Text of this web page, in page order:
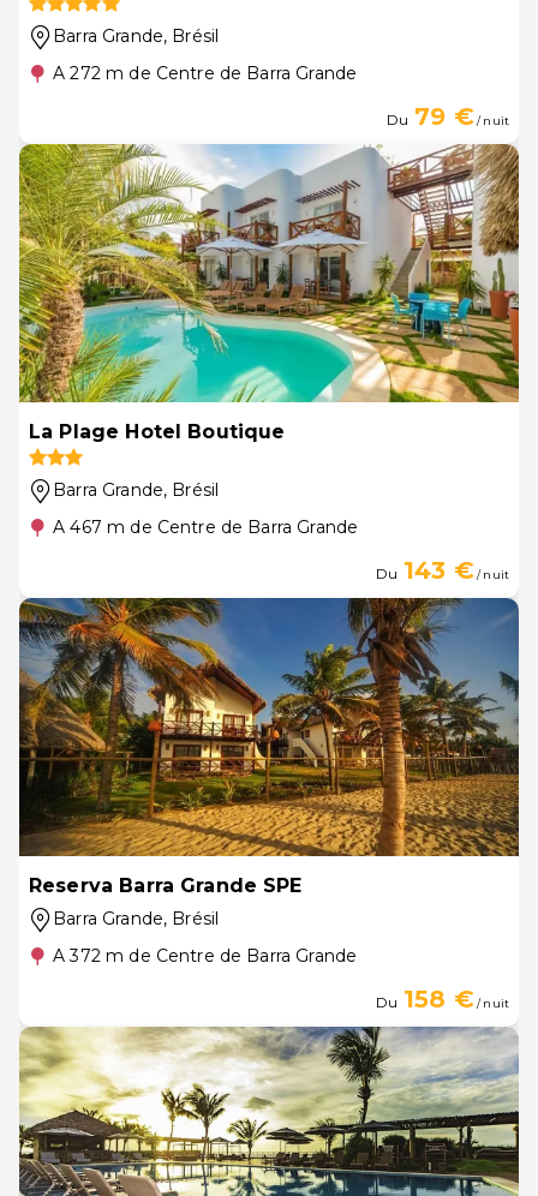
Barra Grande, Brésil
A 272 m de Centre de Barra Grande
Du 79 €/ nuit
La Plage Hotel Boutique
Barra Grande, Brésil
A 467 m de Centre de Barra Grande
Du 143 €/ nuit
Reserva Barra Grande SPE
Barra Grande, Brésil
A 372 m de Centre de Barra Grande
Du 158 €/ nuit